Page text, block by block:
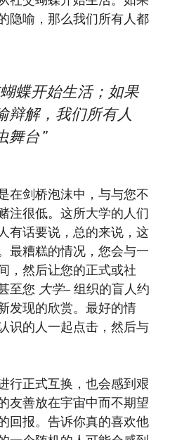
隐喻，那么我们所有人都
蝶开始生活；如果
辩解，我们所有人
舞台”
在剑桥泡沫中，与与您不
注很低。这所大学的人们
有话要说，总的来说，这
最糟糕的情况，您会与一
，然后让您的正式或社
至您 大学– 组织的盲人约
发现的欣赏。最好的情
识的人一起点击，然后与
行正式互换，也会感到艰
友善放在宇宙中而不期望
回报。告诉你真的喜欢他